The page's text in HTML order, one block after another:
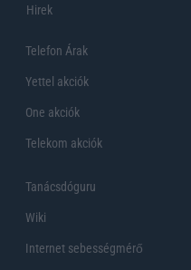
Hirek
Telefon Árak
Yettel akciók
One akciók
Telekom akciók
Tanácsdóguru
Wiki
Internet sebességmérő